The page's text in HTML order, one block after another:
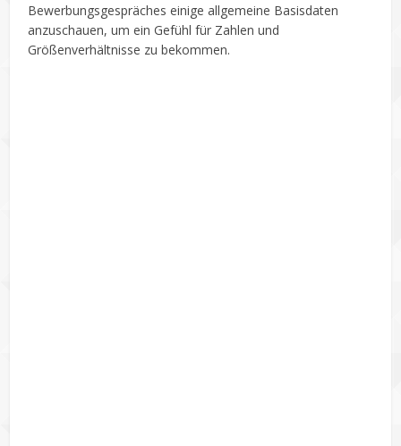
Bewerbungsgespräches einige allgemeine Basisdaten
anzuschauen, um ein Gefühl für Zahlen und
Größenverhältnisse zu bekommen.